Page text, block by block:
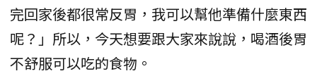
完回家後都很常反胃，我可以幫他準備什麼東西
呢？」所以，今天想要跟大家來說說，喝酒後胃
不舒服可以吃的食物。